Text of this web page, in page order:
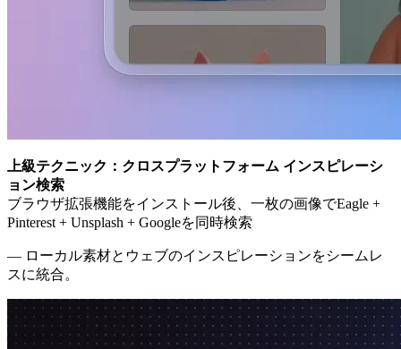
上級テクニック：クロスプラットフォーム インスピレーシ
ョン検索
ブラウザ拡張機能をインストール後、一枚の画像でEagle +
Pinterest + Unsplash + Googleを同時検索
— ローカル素材とウェブのインスピレーションをシームレ
スに統合。